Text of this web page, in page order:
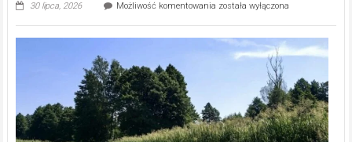
30 lipca, 2026 Możliwość komentowania Ekologiczne
kamerą
wśród
została wyłączona